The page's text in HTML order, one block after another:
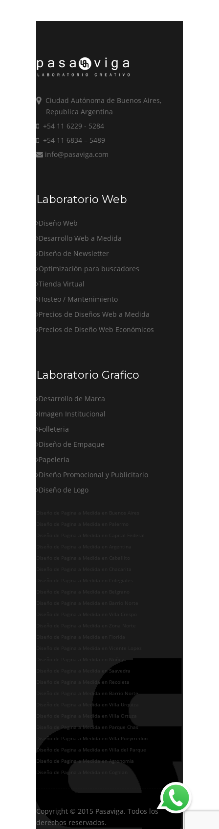
Ciudad Autónoma de Buenos Aires,
Republica Argentina
+54 11 6229 - 5284
+54 11 6834 – 5489
info@pasaviga.com
Laboratorio Web
Diseño Web
Desarrollo Web a Medida
Diseño de Newsletter
Optimización para buscadores
Tienda Virtual
Hosteo / Mantenimiento
Precios de Diseños Web a Medida
Precios de Diseño Web Económicos
Laboratorio Grafico
Desarrollo de Marca
Imagen Institucional
Folleteria
Diseño de Empaque
Papeleria
Diseño Promocional y Publicitario
Diseño de Logo
Diseño de Pagina a Medida en Buenos Aires
Diseño de Pagina a Medida en Palermo
Diseño de Pagina a Medida en Capital Federal
Diseño de Pagina a Medida en Argentina
Diseño de Pagina a Medida en Caballito
Diseño de Pagina a Medida en Chacarita
Diseño de Pagina a Medida en Colegiales
Diseño de Pagina a Medida en Belgrano
Diseño de Pagina a Medida en Barrio Norte
Diseño de Pagina a Medida en Villa Crespo
Diseño de Pagina a Medida en Zona Norte
Diseño de Pagina a Medida en Florida
Diseño de Pagina a Medida en Vicente Lopez
Diseño de Pagina a Medida en Nuñez
Diseño de Pagina a Medida en Saavedra
Diseño de Pagina a Medida en Recoleta
Diseño de Pagina a Medida en Barrio Norte
Diseño de Pagina a Medida en Villa Urquiza
Diseño de Pagina a Medida en Villa Ortuza
Diseño de Pagina a Medida en Parque Chas
Diseño de Pagina a Medida en Villa Pueyrredon
Diseño de Pagina a Medida en Villa del Parque
Diseño de Pagina a Medida en Agronomia
Diseño de Pagina a Medida en Coghlan
Copyright © 2015 Pasaviga. Todos los
derechos reservados.